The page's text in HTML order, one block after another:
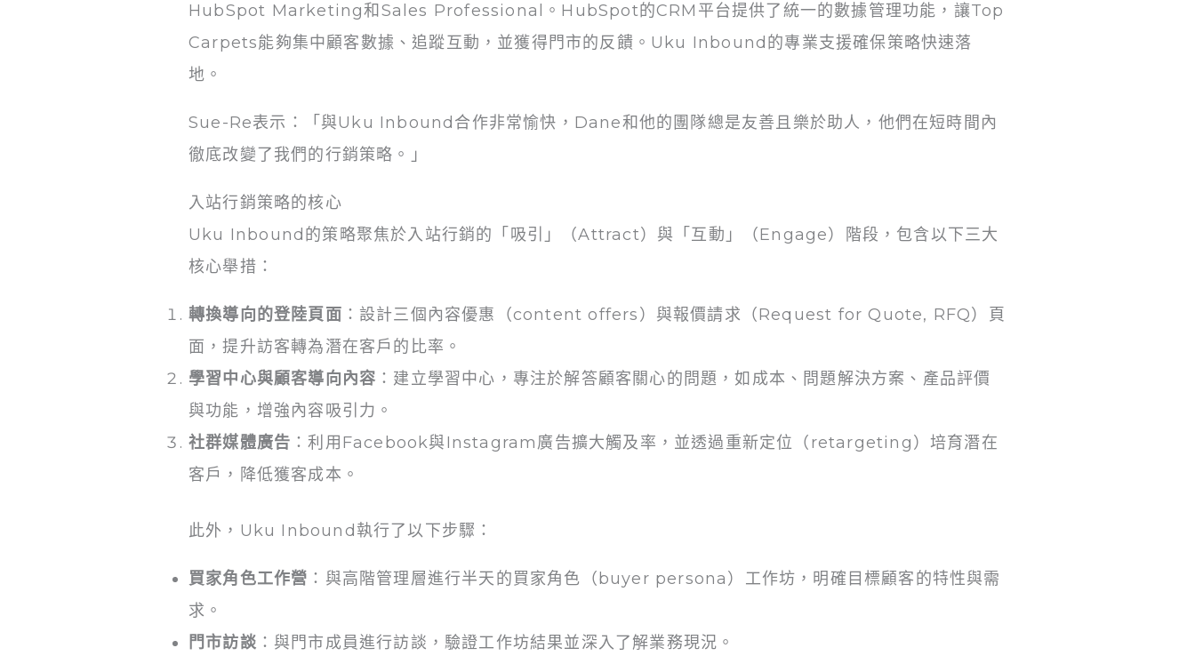
HubSpot Marketing和Sales Professional。HubSpot的CRM平台提供了統一的數據管理功能，讓Top
Carpets能夠集中顧客數據、追蹤互動，並獲得門市的反饋。Uku Inbound的專業支援確保策略快速落
地。
Sue-Re表示：「與Uku Inbound合作非常愉快，Dane和他的團隊總是友善且樂於助人，他們在短時間內
徹底改變了我們的行銷策略。」
入站行銷策略的核心
Uku Inbound的策略聚焦於入站行銷的「吸引」（Attract）與「互動」（Engage）階段，包含以下三大
核心舉措：
轉換導向的登陸頁面 ：設計三個內容優惠（content offers）與報價請求（Request for Quote, RFQ）頁
面，提升訪客轉為潛在客戶的比率。
學習中心與顧客導向內容 ：建立學習中心，專注於解答顧客關心的問題，如成本、問題解決方案、產品評價
與功能，增強內容吸引力。
社群媒體廣告 ：利用Facebook與Instagram廣告擴大觸及率，並透過重新定位（retargeting）培育潛在
客戶，降低獲客成本。
此外，Uku Inbound執行了以下步驟：
買家角色工作營 ：與高階管理層進行半天的買家角色（buyer persona）工作坊，明確目標顧客的特性與需
求。
門市訪談 ：與門市成員進行訪談，驗證工作坊結果並深入了解業務現況。